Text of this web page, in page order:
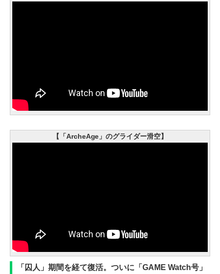
【「ArcheAge」のグライダー滑空】
「囚人」期間を経て復活。ついに「GAME Watch号」